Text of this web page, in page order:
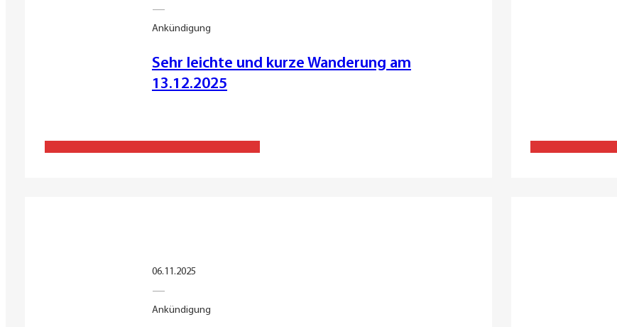
—
Ankündigung
Sehr leichte und kurze Wanderung am
13.12.2025
06.11.2025
—
Ankündigung